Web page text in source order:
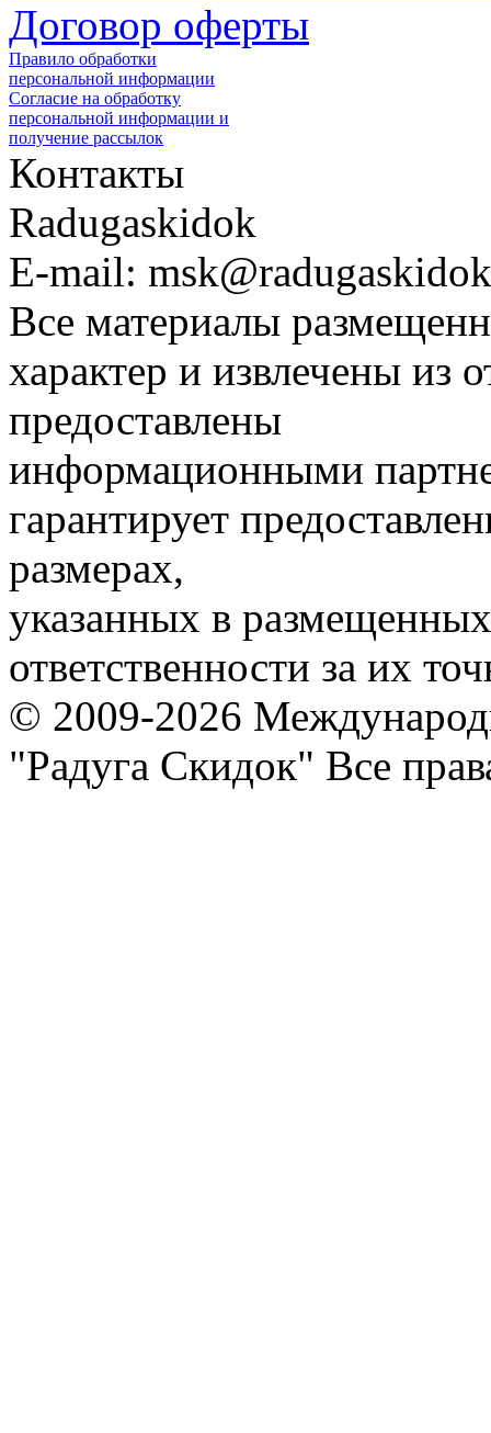
Договор оферты
Правило обработки
персональной информации
Согласие на обработку
персональной информации и
получение рассылок
Контакты
Radugaskidok
E-mail:
Все материалы
характер и извлечены из
предоставлены
информационными
гарантирует
размерах,
указанных в
ответственности за их
© 2009-2026
"Радуга Скидок" Все